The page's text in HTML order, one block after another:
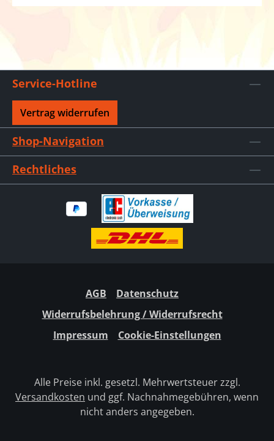
Service-Hotline
Vertrag widerrufen
Shop-Navigation
Rechtliches
AGB
Datenschutz
Widerrufsbelehrung / Widerrufsrecht
Impressum
Cookie-Einstellungen
Alle Preise inkl. gesetzl. Mehrwertsteuer zzgl.
Versandkosten und ggf. Nachnahmegebühren, wenn
nicht anders angegeben.